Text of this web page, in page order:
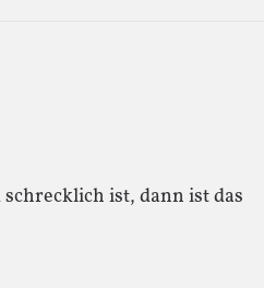
ist, dann ist das